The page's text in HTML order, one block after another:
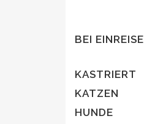
BEI EINREISE
KASTRIERT
KATZEN
HUNDE